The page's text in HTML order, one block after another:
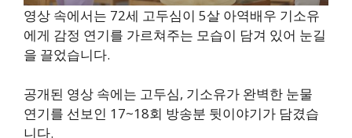
영상 속에서는 72세 고두심이 5살 아역배우 기소유
에게 감정 연기를 가르쳐주는 모습이 담겨 있어 눈길
을 끌었습니다.
공개된 영상 속에는 고두심, 기소유가 완벽한 눈물
연기를 선보인 17~18회 방송분 뒷이야기가 담겼습
니다.